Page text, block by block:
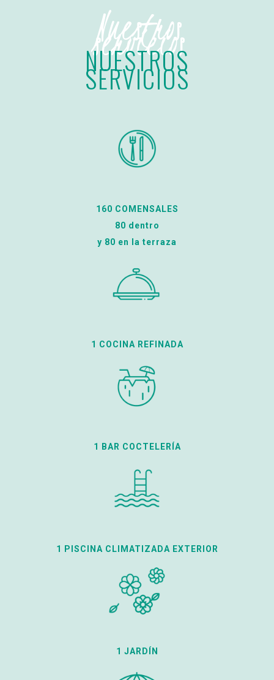
Nuestros
servicios
NUESTROS
SERVICIOS
160 COMENSALES
80 dentro
y 80 en la terraza
1 COCINA REFINADA
1 BAR COCTELERÍA
1 PISCINA CLIMATIZADA EXTERIOR
1 JARDÍN